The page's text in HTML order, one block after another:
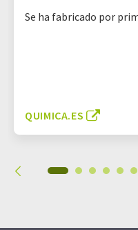
Se ha fabricado por
QUIMICA.ES